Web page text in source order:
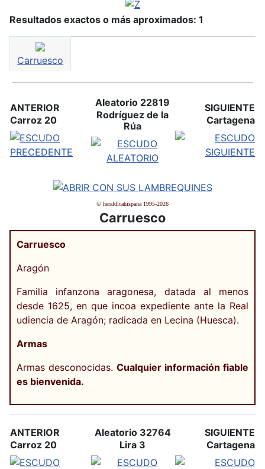
Resultados exactos o más aproximados: 1
Carruesco
ANTERIOR
Carroz 20
Aleatorio 22819
Rodríguez de la
Rúa
SIGUIENTE
Cartagena
© heraldicahispana 1995-2026
Carruesco
Carruesco
Aragón
Familia infanzona aragonesa, datada al menos
desde 1625, en que incoa expediente ante la Real
udiencia de Aragón; radicada en Lecina (Huesca).
Armas
Armas desconocidas. Cualquier información fiable
es bienvenida.
ANTERIOR
Carroz 20
Aleatorio 32764
Lira 3
SIGUIENTE
Cartagena